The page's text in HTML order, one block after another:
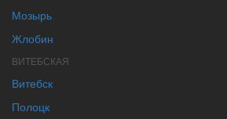
Мозырь
Жлобин
ВИТЕБСКАЯ
Витебск
Полоцк